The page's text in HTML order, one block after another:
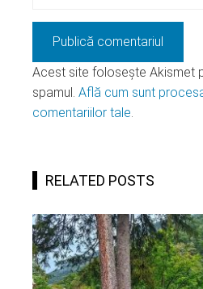
Acest site folosește Akismet
spamul. Află cum sunt
comentariilor tale.
RELATED POSTS